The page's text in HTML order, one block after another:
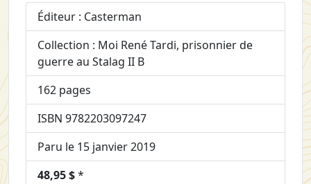
Éditeur : Casterman
Collection : Moi René Tardi, prisonnier de
guerre au Stalag II B
162 pages
ISBN 9782203097247
Paru le 15 janvier 2019
48,95 $*